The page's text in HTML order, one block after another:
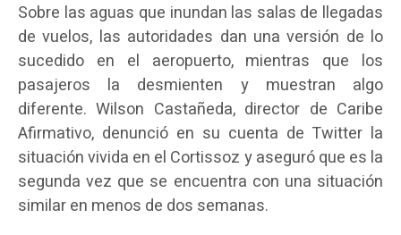
Sobre las aguas que inundan las salas de llegadas
de vuelos, las autoridades dan una versión de lo
sucedido en el aeropuerto, mientras que los
pasajeros la desmienten y muestran algo
diferente. Wilson Castañeda, director de Caribe
Afirmativo, denunció en su cuenta de Twitter la
situación vivida en el Cortissoz y aseguró que es la
segunda vez que se encuentra con una situación
similar en menos de dos semanas.